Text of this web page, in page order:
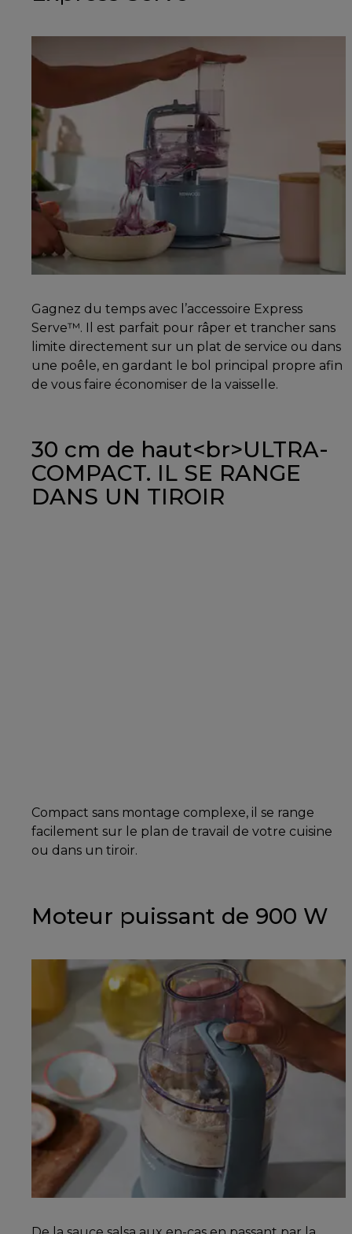
Gagnez du temps avec l’accessoire Express
Serve™. Il est parfait pour râper et trancher sans
limite directement sur un plat de service ou dans
une poêle, en gardant le bol principal propre afin
de vous faire économiser de la vaisselle.
30 cm de haut<br>ULTRA-
COMPACT. IL SE RANGE
DANS UN TIROIR
Compact sans montage complexe, il se range
facilement sur le plan de travail de votre cuisine
ou dans un tiroir.
Moteur puissant de 900 W